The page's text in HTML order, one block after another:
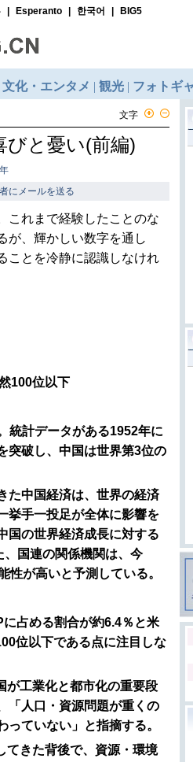
文字
と憂い(前編)
にメールを送る
これまで経験したことのな
が、輝かしい数字を通し
ことを冷静に認識しなけれ
100位以下
統計データがある1952年に
突破し、中国は世界第3位の
た中国経済は、世界の経済
挙手一投足が全体に影響を
国の世界経済成長に対する
国連の関係機関は、今
が高いと予測している。
占める割合が約6.4％と米
位以下である点に注目しな
が工業化と都市化の重要段
「人口・資源問題が重くの
ていない」と指摘する。
てきた背後で、資源・環境